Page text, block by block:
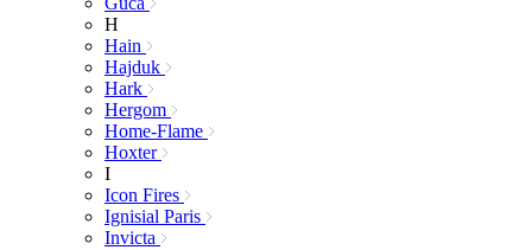
H
Hain
Hajduk
Hark
Hergom
Home-Flame
Hoxter
I
Icon Fires
Ignisial Paris
Invicta